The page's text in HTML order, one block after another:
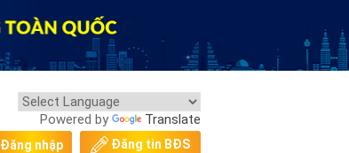
Powered by Translate
Đăng nhập Đăng tin BĐS